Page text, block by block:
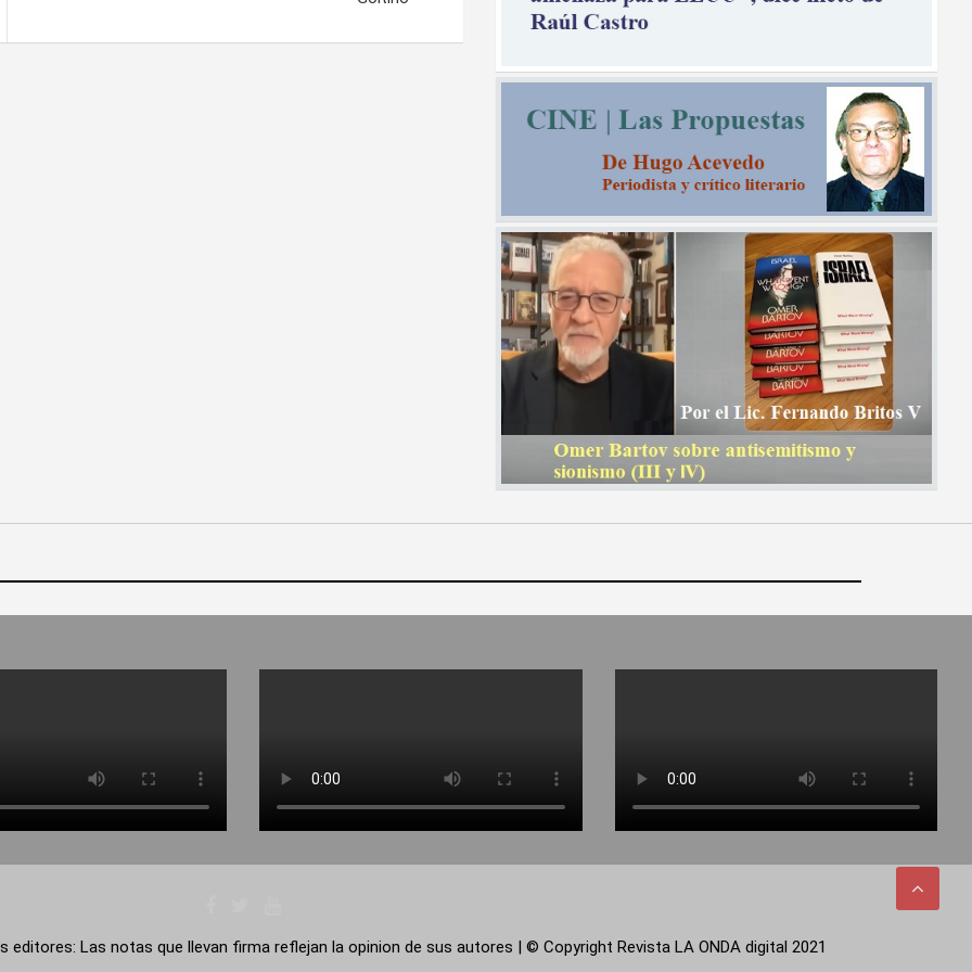
editores: Las notas que llevan firma reflejan la opinion de sus autores | © Copyright Revista LA ONDA digital 2021